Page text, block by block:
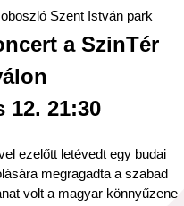
Szent István park
a SzinTér
12. 21:30
ezelőtt letévedt egy budai
megragadta a szabad
volt a magyar könnyűzene